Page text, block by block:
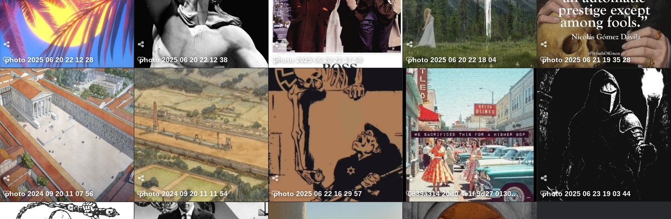
photo 2025 06 20 22 12 28 photo 2025 06 20 22 12 38 photo 2025 06 20 22 17 58 photo 2025 06 20 22 18 04 photo 2025 06 21 19 35 28
photo 2024 09 20 11 07 56 photo 2024 09 20 11 11 54 photo 2025 06 22 16 29 57 0839a314 20d0 4e1f 9d27 01307fc82605 568x699photo 2025 06 23 19 03 44